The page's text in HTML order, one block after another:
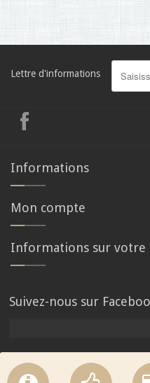
Lettre d'informations
Informations
Mon compte
Informations sur votre
Suivez-nous sur